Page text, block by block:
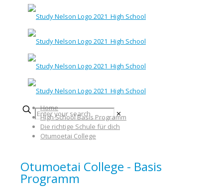
✕
Home
High School Basis Programm
Die richtige Schule für dich
Otumoetai College
Otumoetai College - Basis
Programm